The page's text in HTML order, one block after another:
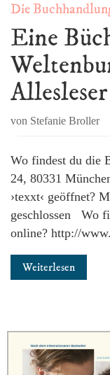
Die
Eine
Allesleser
von Stefanie Broller
Wo findest du die
24, 80331
›texxt‹ geöffnet?
geschlossen Wo
online? http://
Weiterlesen